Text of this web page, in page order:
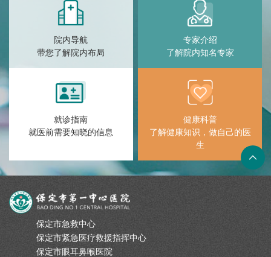
院内导航
带您了解院内布局
专家介绍
了解院内知名专家
就诊指南
就医前需要知晓的信息
健康科普
了解健康知识，做自己的医
生
保定市急救中心
保定市紧急医疗救援指挥中心
保定市眼耳鼻喉医院